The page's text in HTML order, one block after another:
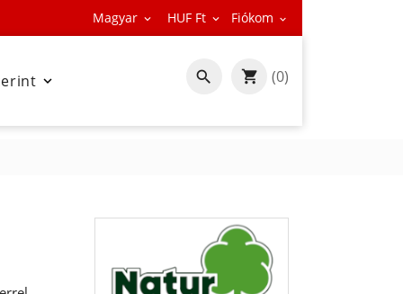
Magyar  HUF Ft  Fiókom 
  (0)